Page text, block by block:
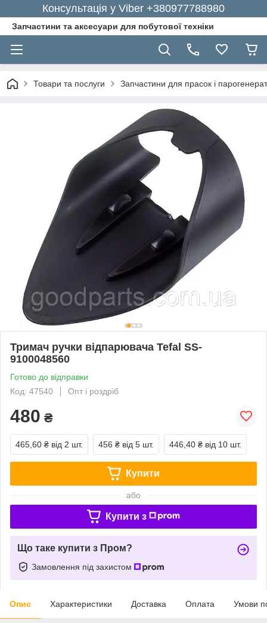
Консультація у Viber +380977788980
Запчастини та аксесуари для побутової техніки
Товари та послуги Запчастини для прасок і
Тримач ручки відпарювача Tefal SS-
9100048560
Готово до відправки
Код: 47540
Опт і роздріб
480 ₴
465,60 ₴ від 2 шт. 456 ₴ від 5 шт. 446,40 ₴ від 10 шт.
Купити
або
Купити з
Що таке купити з Пром?
Замовлення під захистом
Опис Характеристики Доставка Оплата Умови